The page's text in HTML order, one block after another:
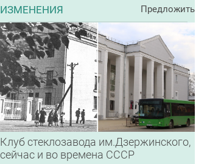
ИЗМЕНЕНИЯ Предложить
Клуб стеклозавода им.Дзержинского,
сейчас и во времена СССР